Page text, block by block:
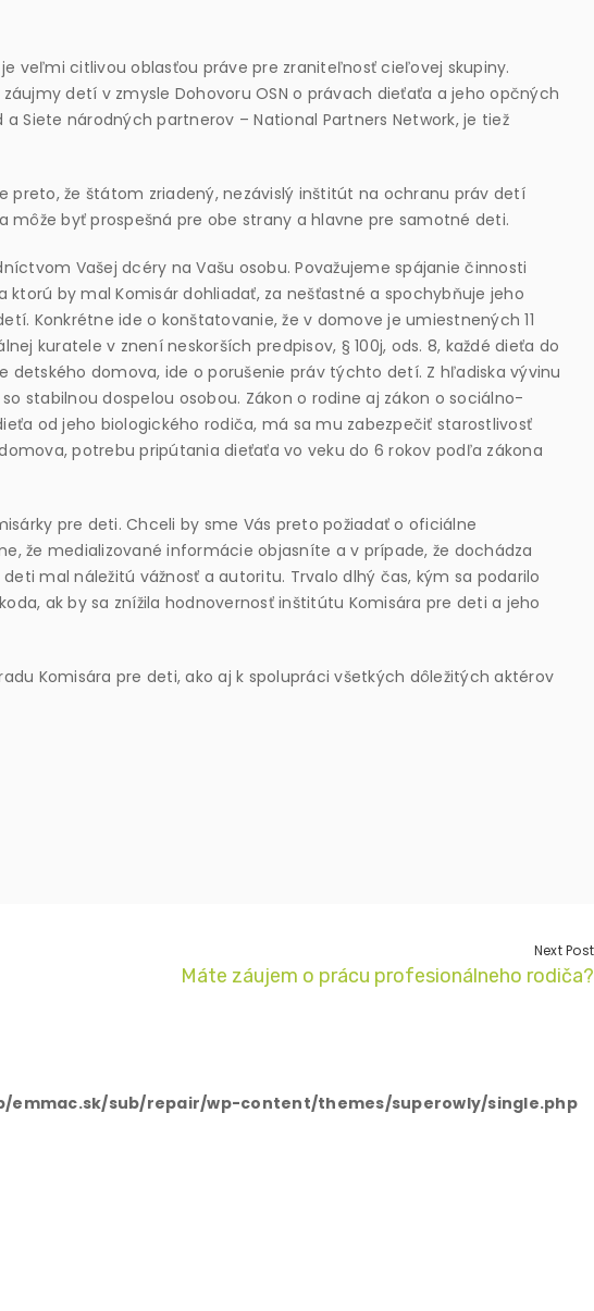
veľmi citlivou oblasťou práve pre zraniteľnosť cieľovej skupiny.
detí v zmysle Dohovoru OSN o právach dieťaťa a jeho opčných
Siete národných partnerov – National Partners Network, je tiež
preto, že štátom zriadený, nezávislý inštitút na ochranu práv detí
môže byť prospešná pre obe strany a hlavne pre samotné deti.
Vašej dcéry na Vašu osobu. Považujeme spájanie činnosti
by mal Komisár dohliadať, za nešťastné a spochybňuje jeho
Konkrétne ide o konštatovanie, že v domove je umiestnených 11
kuratele v znení neskorších predpisov, § 100j, ods. 8, každé dieťa do
domova, ide o porušenie práv týchto detí. Z hľadiska vývinu
stabilnou dospelou osobou. Zákon o rodine aj zákon o sociálno-
od jeho biologického rodiča, má sa mu zabezpečiť starostlivosť
potrebu pripútania dieťaťa vo veku do 6 rokov podľa zákona
pre deti. Chceli by sme Vás preto požiadať o oficiálne
že medializované informácie objasníte a v prípade, že dochádza
mal náležitú vážnosť a autoritu. Trvalo dlhý čas, kým sa podarilo
ak by sa znížila hodnovernosť inštitútu Komisára pre deti a jeho
Komisára pre deti, ako aj k spolupráci všetkých dôležitých aktérov
Next Post
Máte záujem o prácu profesionálneho rodiča?
emmac.sk/sub/repair/wp-content/themes/superowly/single.php